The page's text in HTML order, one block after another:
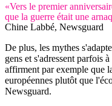
«Vers le premier
que la guerre était une
Chine Labbé, Newsguard
De plus, les mythes
gens et s'adressent parfois
affirment par exemple que
européennes plutôt que
Newsguard.